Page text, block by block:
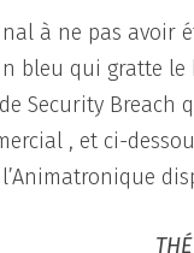
à ne pas avoir
bleu qui gratte
Security Breach
, et ci-